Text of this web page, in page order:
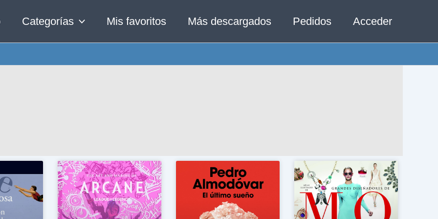
Categorías Mis favoritos Más descargados Pedidos Acceder
PagePagePage Page